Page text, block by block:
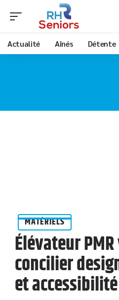
Actualité Aînés Détente
MATÉRIELS
Élévateur
concilier
et accessibilité